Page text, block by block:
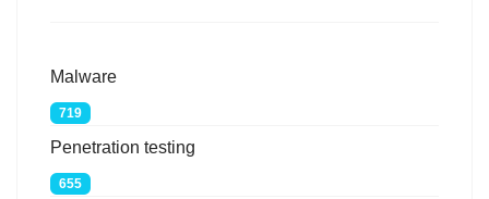
Malware
719
Penetration testing
655